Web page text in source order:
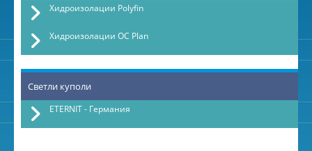
Хидроизолации Polyfin
Хидроизолации OC Plan
Светли куполи
ETERNIT - Германия